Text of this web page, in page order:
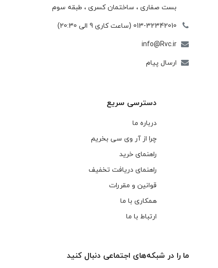
بست صفاری ، ساختمان كسری ، طبقه سوم
013-32342010 (ساعت کاری 9 الی 20:30)
info@Rvc.ir
ارسال پیام
دسترسی سریع
درباره ما
چرا از آر وی سی بخریم
راهنمای خرید
راهنمای دریافت تخفیف
قوانین و مقررات
همکاری با ما
ارتباط با ما
ما را در شبکه‌های اجتماعی دنبال کنید